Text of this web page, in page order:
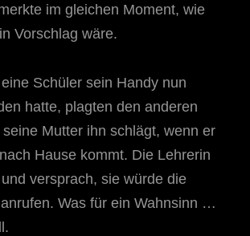
im gleichen Moment, wie
Vorschlag wäre.
Schüler sein Handy nun
hatte, plagten den anderen
Mutter ihn schlägt, wenn er
Hause kommt. Die Lehrerin
versprach, sie würde die
Was für ein Wahnsinn …